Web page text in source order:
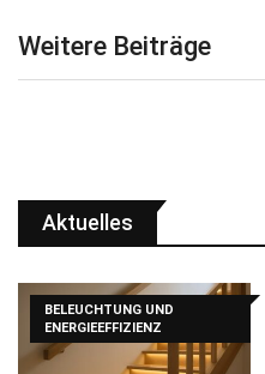
Weitere Beiträge
Aktuelles
BELEUCHTUNG UND
ENERGIEEFFIZIENZ